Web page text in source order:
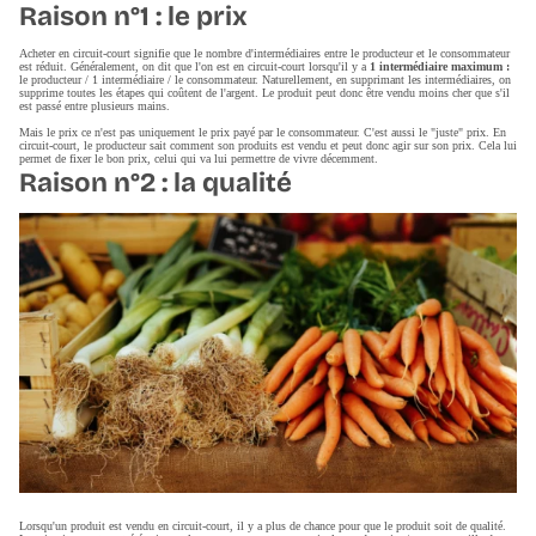
Raison n°1 : le prix
Acheter en circuit-court signifie que le nombre d'intermédiaires entre le producteur et le consommateur
est réduit. Généralement, on dit que l'on est en circuit-court lorsqu'il y a 1 intermédiaire maximum :
le producteur / 1 intermédiaire / le consommateur. Naturellement, en supprimant les intermédiaires, on
supprime toutes les étapes qui coûtent de l'argent. Le produit peut donc être vendu moins cher que s'il
est passé entre plusieurs mains.
Mais le prix ce n'est pas uniquement le prix payé par le consommateur. C'est aussi le "juste" prix. En
circuit-court, le producteur sait comment son produits est vendu et peut donc agir sur son prix. Cela lui
permet de fixer le bon prix, celui qui va lui permettre de vivre décemment.
Raison n°2 : la qualité
Lorsqu'un produit est vendu en circuit-court, il y a plus de chance pour que le produit soit de qualité.